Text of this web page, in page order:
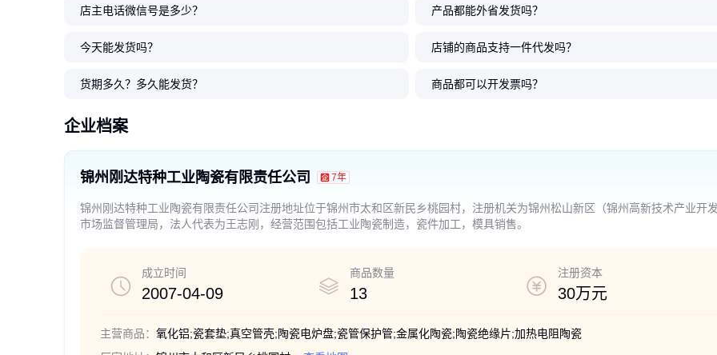
店主电话微信号是多少？ 产品都能外省发货吗？
今天能发货吗？ 店铺的商品支持一件代发吗？
货期多久？多久能发货？ 商品都可以开发票吗？
企业档案
锦州刚达特种工业陶瓷有限责任公司 7年
锦州刚达特种工业陶瓷有限责任公司注册地址位于锦州市太和区新民乡桃园村，注册机关为锦州松山新区（锦州高新技术产业开发
市场监督管理局，法人代表为王志刚，经营范围包括工业陶瓷制造，瓷件加工，模具销售。
成立时间
2007-04-09
商品数量
13
注册资本
30万元
主营商品： 氧化铝;瓷套垫;真空管壳;陶瓷电炉盘;瓷管保护管;金属化陶瓷;陶瓷绝缘片;加热电阻陶瓷